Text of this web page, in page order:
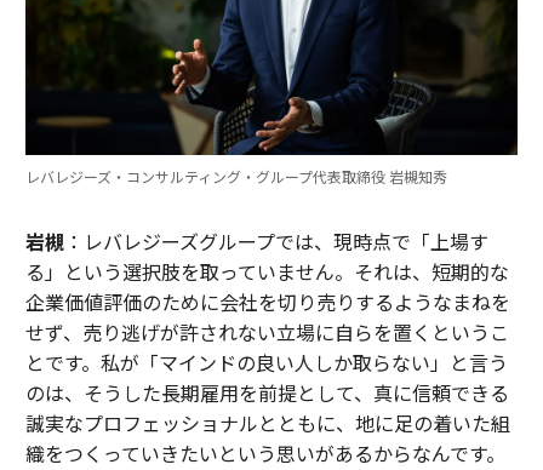
レバレジーズ・コンサルティング・グループ代表取締役 岩槻知秀
岩槻：レバレジーズグループでは、現時点で「上場す
る」という選択肢を取っていません。それは、短期的な
企業価値評価のために会社を切り売りするようなまねを
せず、売り逃げが許されない立場に自らを置くというこ
とです。私が「マインドの良い人しか取らない」と言う
のは、そうした長期雇用を前提として、真に信頼できる
誠実なプロフェッショナルとともに、地に足の着いた組
織をつくっていきたいという思いがあるからなんです。